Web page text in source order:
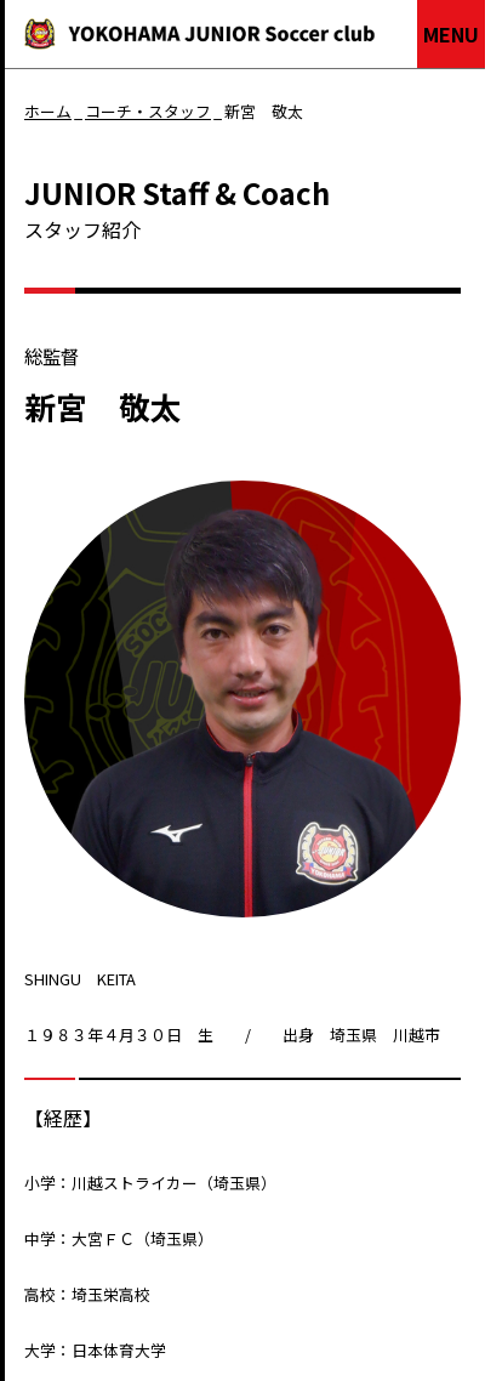
MENU
ホーム コーチ・スタッフ 新宮 敬太
JUNIOR Staff & Coach
スタッフ紹介
総監督
新宮 敬太
SHINGU KEITA
１９８３年４月３０日 生 / 出身 埼玉県 川越市
【経歴】
小学：川越ストライカー（埼玉県）
中学：大宮ＦＣ（埼玉県）
高校：埼玉栄高校
大学：日本体育大学